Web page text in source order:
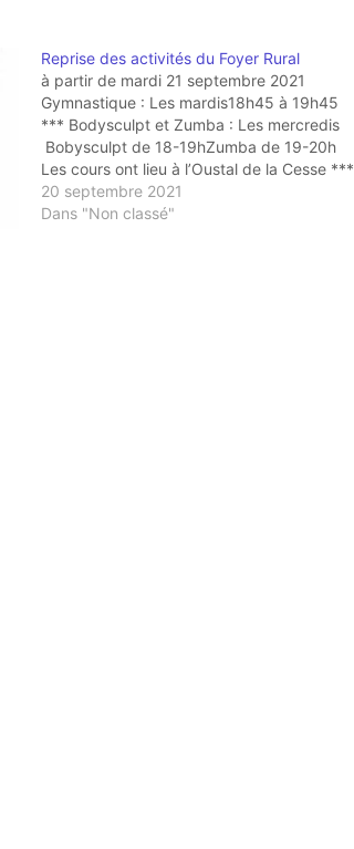
Reprise des activités du Foyer Rural
à partir de mardi 21 septembre 2021
Gymnastique : Les mardis18h45 à 19h45
*** Bodysculpt et Zumba : Les mercredis
Bobysculpt de 18-19hZumba de 19-20h
Les cours ont lieu à l’Oustal de la Cesse ***
Septembre 2020, Zumba à La Caunette
20 septembre 2021
Dans "Non classé"